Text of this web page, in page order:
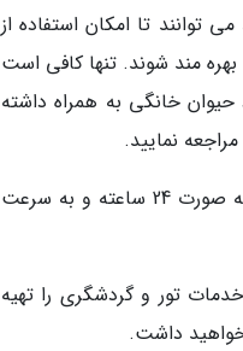
توانند تا امکان استفاده از
مند شوند. تنها کافی است
خانگی به همراه داشته
نمایید.
در این هتل علاوه بر این که ورود و خروج مسافران به سرعت انجام می پذیرد، پذیرش هم به صورت 24 ساعته و به سرعت
تور و گردشگری را تهیه
داشت.